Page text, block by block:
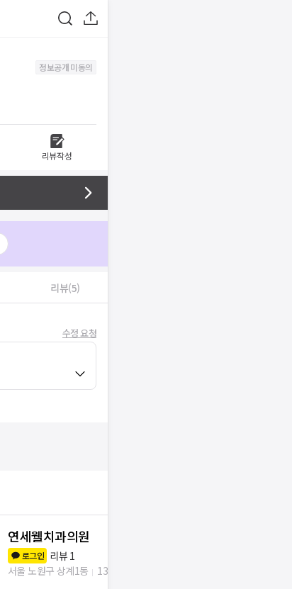
정보공개 미동의
리뷰작성
리뷰(5)
수정 요청
연세웰치과의원
로그인 리뷰 1
서울 노원구 상계1동
131m